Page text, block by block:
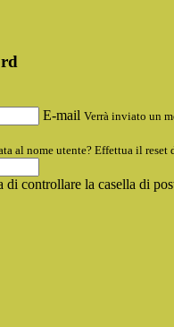
E-mail Verrà inviato un
al nome utente? Effettua il reset
di controllare la casella di